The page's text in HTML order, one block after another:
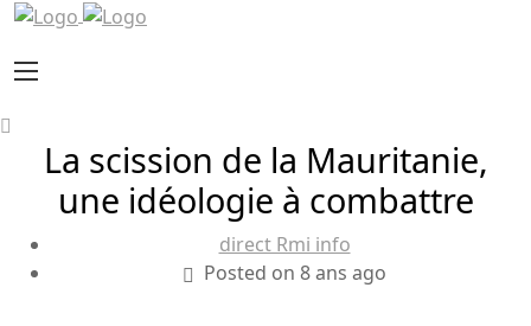
La scission de la Mauritanie,
une idéologie à combattre
direct Rmi info
Posted on 8 ans ago